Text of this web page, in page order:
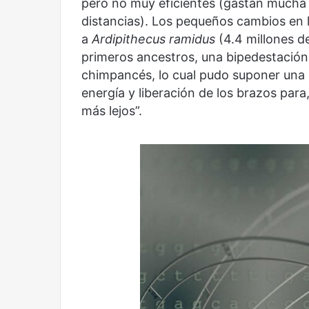
pero no muy eficientes (gastan
distancias). Los pequeños cambios
a Ardipithecus ramidus (4.4 millones
primeros ancestros, una
chimpancés, lo cual pudo suponer
energía y liberación de los brazos
más lejos”.
El dragón